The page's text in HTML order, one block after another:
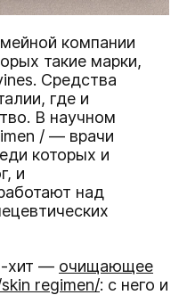
компании
такие марки,
Средства
где и
В научном
/ — врачи
которых и
и
над
хит — очищающее
regimen/: с него и